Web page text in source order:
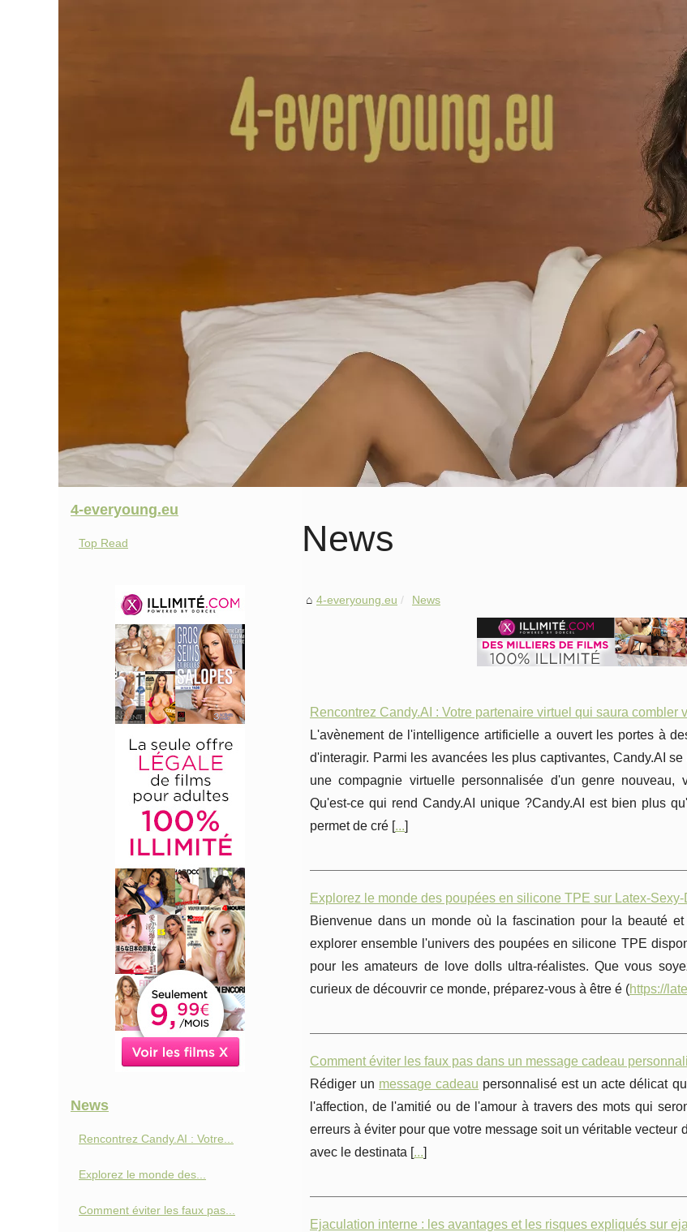
News
4-everyoung.eu News
Rencontrez Candy.AI : Votre partenaire virtuel qui saura combler
L'avènement de l'intelligence artificielle a ouvert les portes à
d'interagir. Parmi les avancées les plus captivantes, Candy.AI
une compagnie virtuelle personnalisée d'un genre
Qu'est-ce qui rend Candy.AI unique ?Candy.AI est bien plus
permet de cré [...]
Explorez le monde des poupées en silicone TPE sur Latex-
Bienvenue dans un monde où la fascination pour la beauté
explorer ensemble l'univers des poupées en silicone TPE
pour les amateurs de love dolls ultra-réalistes. Que vous
curieux de découvrir ce monde, préparez-vous à être é (https://
Comment éviter les faux pas dans un message cadeau
Rédiger un message cadeau personnalisé est un acte délicat
l'affection, de l'amitié ou de l'amour à travers des mots qui
erreurs à éviter pour que votre message soit un véritable
avec le destinata [...]
Ejaculation interne : les avantages et les risques expliqués sur
4-everyoung.eu
Top Read
News
Rencontrez Candy.AI : Votre...
Explorez le monde des...
Comment éviter les faux pas...